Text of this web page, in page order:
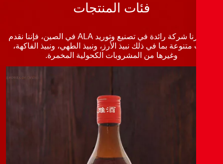
فئات المنتجات
باعتبارنا شركة رائدة في تصنيع وتوريد ALA في الصين، فإننا نقدم
بما في ذلك نبيذ الأرز، ونبيذ الطهي، ونبيذ الفاكهة،
وغيرها من المشروبات الكحولية المخمرة.